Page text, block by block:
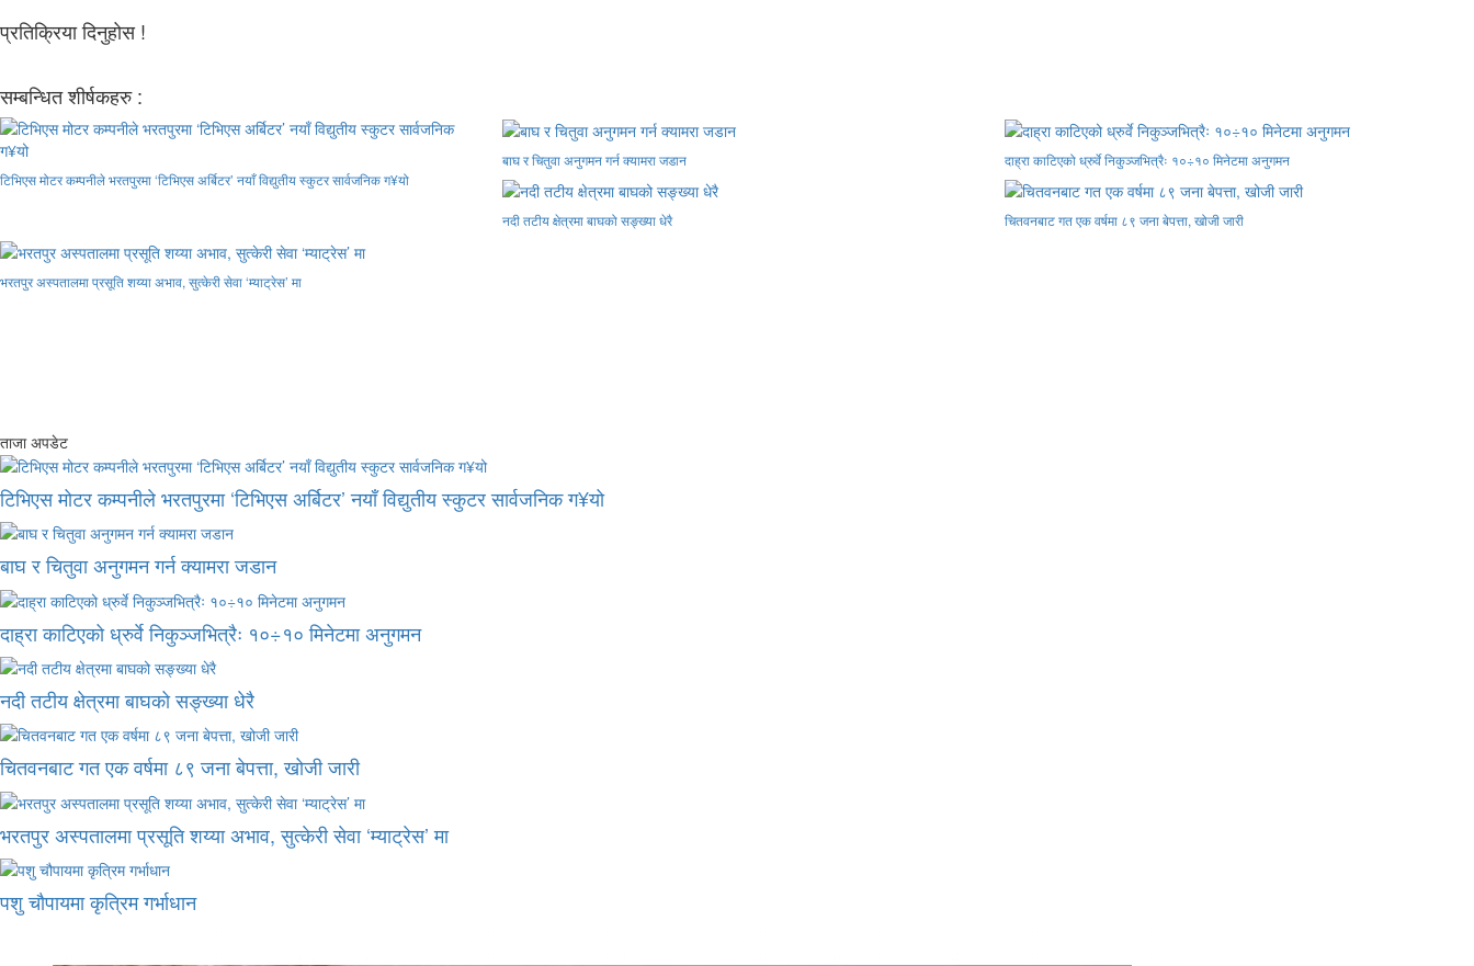
प्रतिक्रिया दिनुहोस !
सम्बन्धित शीर्षकहरु :
टिभिएस मोटर कम्पनीले भरतपुरमा ‘टिभिएस अर्बिटर’ नयाँ विद्युतीय स्कुटर सार्वजनिक ग¥यो
बाघ र चितुवा अनुगमन गर्न क्यामरा जडान दाह्रा काटिएको ध्रुर्वे निकुञ्जभित्रैः १०÷१० मिनेटमा अनुगमन
नदी तटीय क्षेत्रमा बाघको सङ्ख्या धेरै चितवनबाट गत एक वर्षमा ८९ जना बेपत्ता, खोजी जारी
भरतपुर अस्पतालमा प्रसूति शय्या अभाव, सुत्केरी सेवा ‘म्याट्रेस’ मा
ताजा अपडेट
टिभिएस मोटर कम्पनीले भरतपुरमा ‘टिभिएस अर्बिटर’ नयाँ विद्युतीय स्कुटर सार्वजनिक ग¥यो
बाघ र चितुवा अनुगमन गर्न क्यामरा जडान
दाह्रा काटिएको ध्रुर्वे निकुञ्जभित्रैः १०÷१० मिनेटमा अनुगमन
नदी तटीय क्षेत्रमा बाघको सङ्ख्या धेरै
चितवनबाट गत एक वर्षमा ८९ जना बेपत्ता, खोजी जारी
भरतपुर अस्पतालमा प्रसूति शय्या अभाव, सुत्केरी सेवा ‘म्याट्रेस’ मा
पशु चौपायमा कृत्रिम गर्भाधान